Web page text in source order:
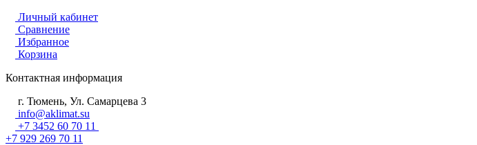
Личный кабинет
Сравнение
Избранное
Корзина
Контактная информация
г. Тюмень, Ул. Самарцева 3
info@aklimat.su
+7 3452 60 70 11
+7 929 269 70 11